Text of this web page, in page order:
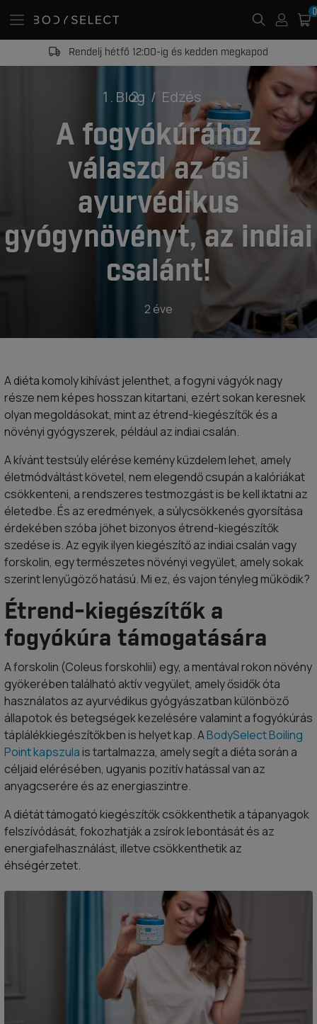
Rendelj hétfő 12:00-ig és kedden megkapod
Blog Edzés
A fogyókúrához
válaszd az ősi
ayurvédikus
gyógynövényt, az indiai
csalánt!
2 éve
A diéta komoly kihívást jelenthet, a fogyni vágyók nagy
része nem képes hosszan kitartani, ezért sokan keresnek
olyan megoldásokat, mint az étrend-kiegészítők és a
növényi gyógyszerek, például az indiai csalán.
A kívánt testsúly elérése kemény küzdelem lehet, amely
életmódváltást követel, nem elegendő csupán a kalóriákat
csökkenteni, a rendszeres testmozgást is be kell iktatni az
életedbe. És az eredmények, a súlycsökkenés gyorsítása
érdekében szóba jöhet bizonyos étrend-kiegészítők
szedése is. Az egyik ilyen kiegészítő az indiai csalán vagy
forskolin, egy természetes növényi vegyület, amely sokak
szerint lenyűgöző hatású. Mi ez, és vajon tényleg működik?
Étrend-kiegészítők a
fogyókúra támogatására
A forskolin (Coleus forskohlii) egy, a mentával rokon növény
gyökerében található aktív vegyület, amely ősidők óta
használatos az ayurvédikus gyógyászatban különböző
állapotok és betegségek kezelésére valamint a fogyókúrás
táplálékkiegészítőkben is helyet kap. ABodySelect Boiling
Point kapszulais tartalmazza, amely segít a diéta során a
céljaid elérésében, ugyanis pozitív hatással van az
anyagcserére és az energiaszintre.
A diétát támogató kiegészítők csökkenthetik a tápanyagok
felszívódását, fokozhatják a zsírok lebontását és az
energiafelhasználást, illetve csökkenthetik az
éhségérzetet.
0